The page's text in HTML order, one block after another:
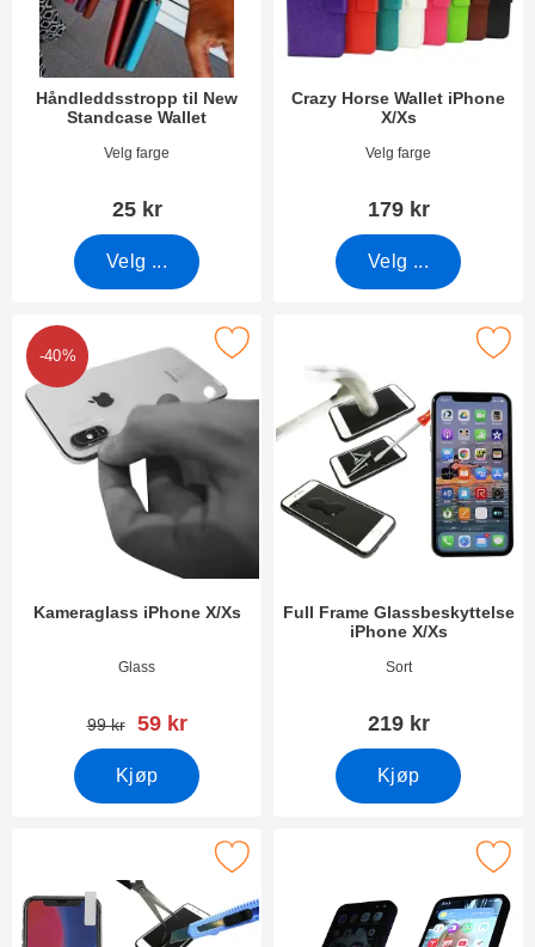
Håndleddsstropp til New
Standcase Wallet
Varenummer 40789
Velg farge
25 kr
Velg ...
Crazy Horse Wallet iPhone
X/Xs
Varenummer 26273
Velg farge
179 kr
Velg ...
-40%
Kameraglass iPhone X/Xs
Varenummer 25807
Glass
gammel pris
99 kr ny pris
59 kr
Kjøp
Merk kameraglass iPhone X/Xs som favoritt
Full Frame Glassbeskyttelse
iPhone X/Xs
Varenummer 24897
Sort
219 kr
Kjøp
Merk full Frame Glassbeskyttelse
Merk glassbeskyttelse iPhone X/Xs som favoritt
Merk privacy Skjermbeskytter i herdet